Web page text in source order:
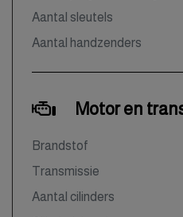
Aantal sleutels
Aantal handzenders
Motor en
Brandstof
Transmissie
Aantal cilinders